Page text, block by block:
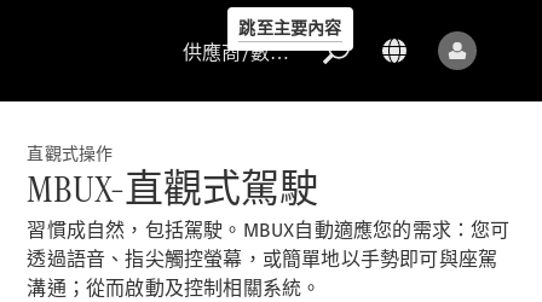
跳至主要內容
供應商/數據
保護
供應商/數據保護
直觀式操作
MBUX–直觀式駕駛
習慣成自然，包括駕駛。MBUX自動適應您的需求：您可
透過語音、指尖觸控螢幕，或簡單地以手勢即可與座駕
溝通；從而啟動及控制相關系統。